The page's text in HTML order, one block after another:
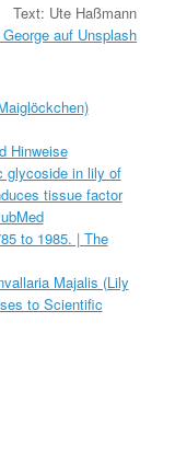
Text: Ute Haßmann
auf Unsplash
Hinweise
glycoside in lily of
tissue factor
to 1985. | The
Majalis (Lily
to Scientific